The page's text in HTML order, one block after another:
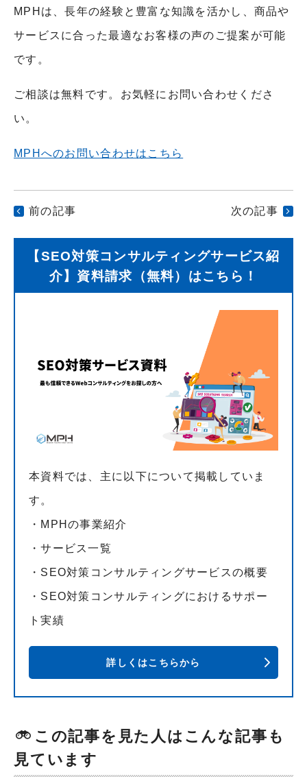
MPHは、長年の経験と豊富な知識を活かし、商品や
サービスに合った最適なお客様の声のご提案が可能
です。
ご相談は無料です。お気軽にお問い合わせくださ
い。
MPHへのお問い合わせはこちら
前の記事 次の記事
【SEO対策コンサルティングサービス紹
介】資料請求（無料）はこちら！
本資料では、主に以下について掲載していま
す。
・MPHの事業紹介
・サービス一覧
・SEO対策コンサルティングサービスの概要
・SEO対策コンサルティングにおけるサポー
ト実績
詳しくはこちらから
この記事を見た人はこんな記事も
見ています